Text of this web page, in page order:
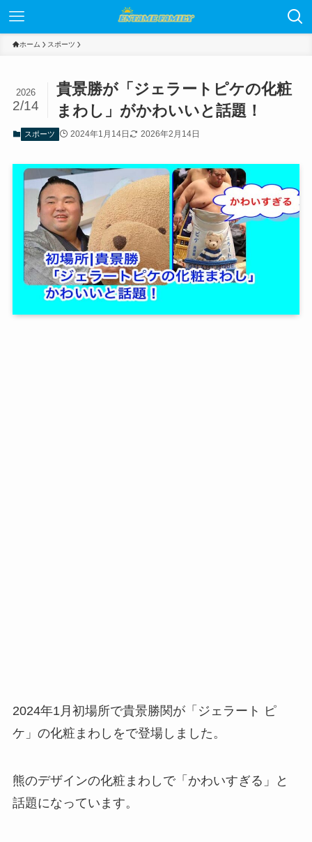
ホーム スポーツ
貴景勝が「ジェラートピケの化粧
まわし」がかわいいと話題！
2026
2/14
スポーツ 2024年1月14日 2026年2月14日
2024年1月初場所で貴景勝関が「ジェラート ピ
ケ」の化粧まわしをで登場しました。
熊のデザインの化粧まわしで「かわいすぎる」と
話題になっています。